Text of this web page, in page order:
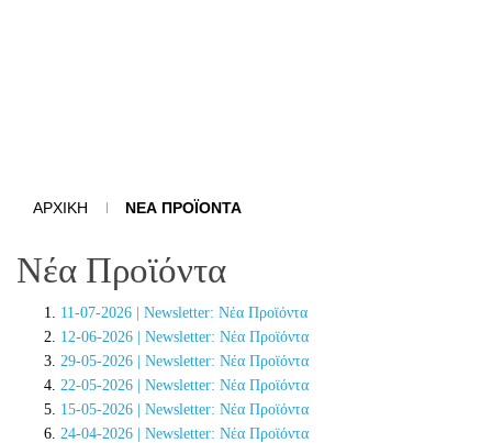
ΑΡΧΙΚΉ ΝΈΑ ΠΡΟΪΌΝΤΑ
Νέα Προϊόντα
11-07-2026 | Newsletter: Νέα Προϊόντα
12-06-2026 | Newsletter: Νέα Προϊόντα
29-05-2026 | Newsletter: Νέα Προϊόντα
22-05-2026 | Newsletter: Νέα Προϊόντα
15-05-2026 | Newsletter: Νέα Προϊόντα
24-04-2026 | Newsletter: Νέα Προϊόντα